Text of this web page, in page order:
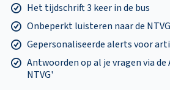
Het tijdschrift 3 keer in de bus
Onbeperkt luisteren naar de
Gepersonaliseerde alerts voor
Antwoorden op al je vragen via
NTVG'